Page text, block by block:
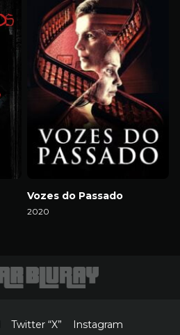
Vozes do Passado
2020
Twitter “X” Instagram